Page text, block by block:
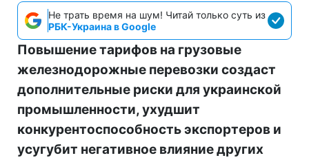
Не трать время на шум! Читай только суть из
РБК-Украина в Google
Повышение тарифов на грузовые
железнодорожные перевозки создаст
дополнительные риски для украинской
промышленности, ухудшит
конкурентоспособность экспортеров и
усугубит негативное влияние других